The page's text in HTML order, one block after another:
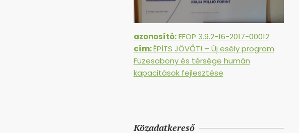
azonosító:EFOP 3.9.2-16-2017-00012
cím:ÉPÍTS JÖVŐT! – Új esély program
Füzesabony és térsége humán
kapacitások fejlesztése
Közadatkereső